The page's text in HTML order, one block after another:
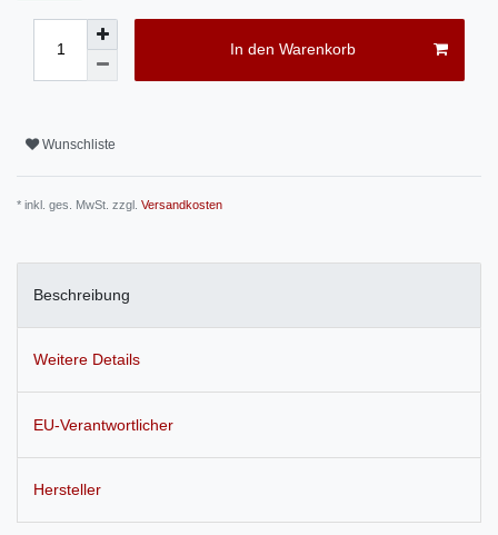
In den Warenkorb
Wunschliste
* inkl. ges. MwSt. zzgl. Versandkosten
Beschreibung
Weitere Details
EU-Verantwortlicher
Hersteller